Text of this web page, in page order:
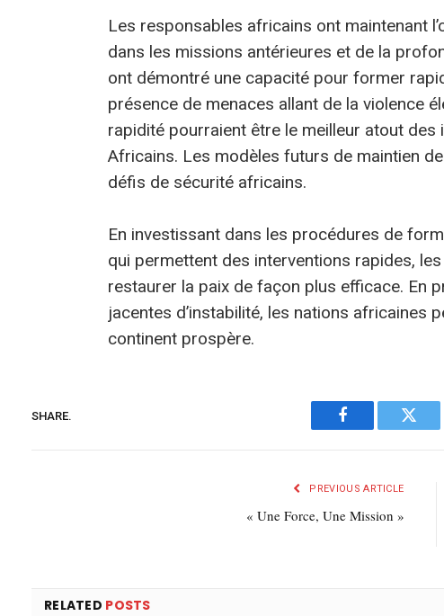
Les responsables africains ont maintenant
dans les missions antérieures et de la
ont démontré une capacité pour former
présence de menaces allant de la violence
rapidité pourraient être le meilleur atout
Africains. Les modèles futurs de maintien
défis de sécurité africains.
En investissant dans les procédures de
qui permettent des interventions rapides,
restaurer la paix de façon plus efficace. En
jacentes d’instabilité, les nations africaines
continent prospère.
SHARE.
Facebook
PREVIOUS ARTICLE
« Une Force, Une Mission »
RELATED POSTS